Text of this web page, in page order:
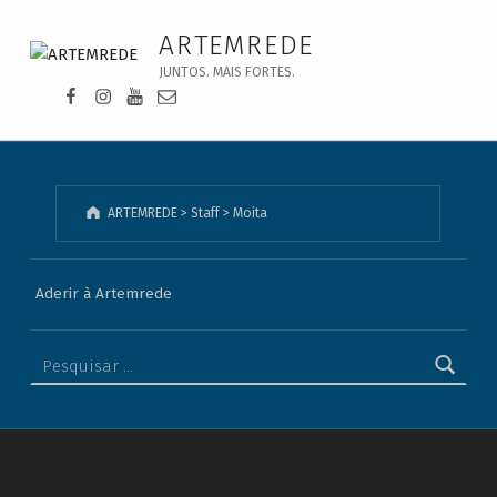
Moita - ARTEMREDE
ARTEMREDE
JUNTOS. MAIS FORTES.
Facebook da Artemrede
Instagram da Artemrede
Youtube da Artemrede
Email para artemrede@artemrede.pt
ARTEMREDE> Staff> Moita
Aderir à Artemrede